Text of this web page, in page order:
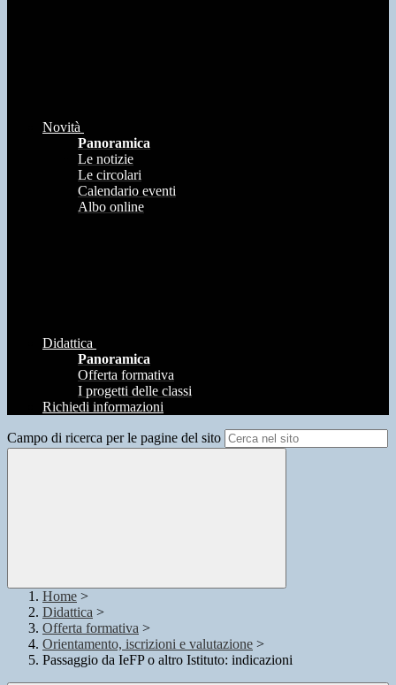
Novità
Panoramica
Le notizie
Le circolari
Calendario eventi
Albo online
Didattica
Panoramica
Offerta formativa
I progetti delle classi
Richiedi informazioni
Campo di ricerca per le pagine del sito
Home >
Didattica >
Offerta formativa >
Orientamento, iscrizioni e valutazione >
Passaggio da IeFP o altro Istituto: indicazioni